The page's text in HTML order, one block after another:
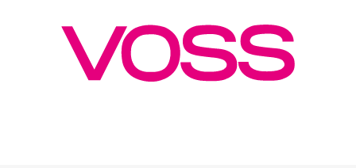
Intelligente Verbindungstechnik für die Hydraulik.